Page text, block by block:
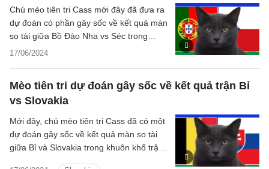
17/06/2024
Chú mèo tiên tri Cass mới đây đã đưa ra
dự đoán có phần gây sốc về kết quả màn
so tài giữa Bồ Đào Nha vs Séc trong
khuôn khổ trận ra quân bảng F EURO
Mèo tiên tri dự đoán gây sốc về kết quả trận Bỉ
vs Slovakia
Mới đây, chú mèo tiên tri Cass đã có một
dự đoán gây sốc về kết quả màn so tài
giữa Bỉ và Slovakia trong khuôn khổ trận